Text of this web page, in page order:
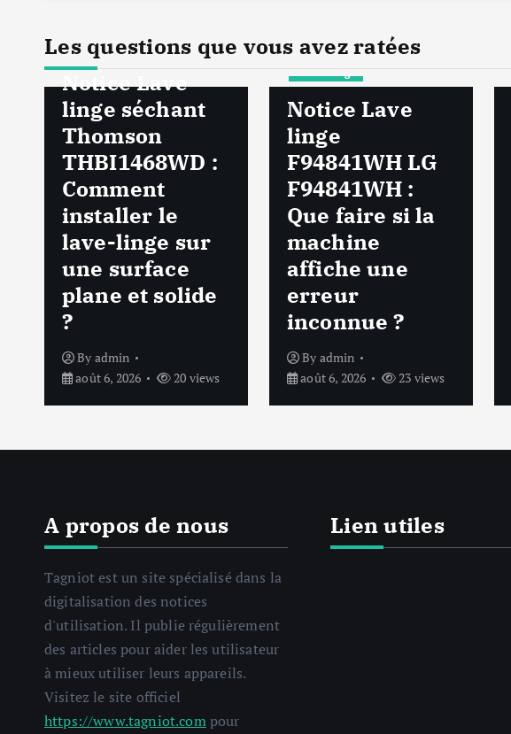
Les questions que vous avez ratées
Lave Linge
Notice Lave
linge séchant
Thomson
THBI1468WD :
Comment
installer le
lave-linge sur
une surface
plane et solide
?
By admin
août 6, 2026
20 views
Notice Lave
linge
F94841WH LG
F94841WH :
Que faire si la
machine
affiche une
erreur
inconnue ?
By admin
août 6, 2026
23 views
A propos de nous
Tagniot est un site spécialisé dans la
digitalisation des notices
d'utilisation. Il publie régulièrement
des articles pour aider les utilisateur
à mieux utiliser leurs appareils.
Visitez le site officiel
https://www.tagniot.compour
Lien utiles